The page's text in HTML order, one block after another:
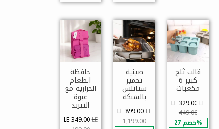
قالب ثلج
كبير 6
مكعبات
LE 329.00LE
449.00
خصم 27%
صينية
تحمير
ستانلس
بالشبكة
LE 899.00LE
1,199.00
حافظة
الطعام
الحرارية مع
عبوة
التبريد
LE 349.00LE